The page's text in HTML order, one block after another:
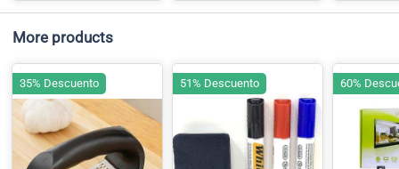
More products
35% Descuento 51% Descuento 60%